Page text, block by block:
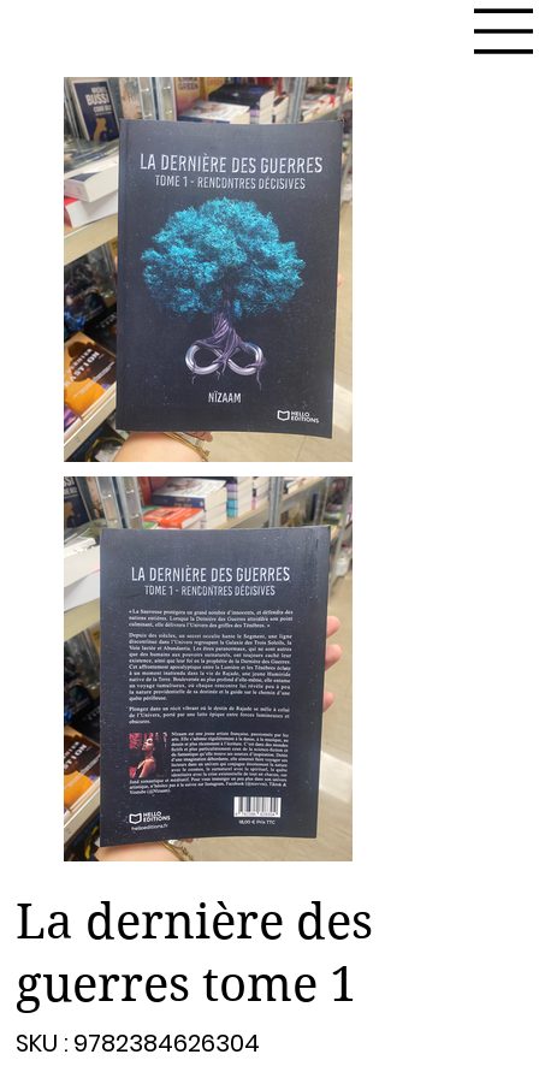
La dernière des
guerres tome 1
SKU : 9782384626304
9782384626304